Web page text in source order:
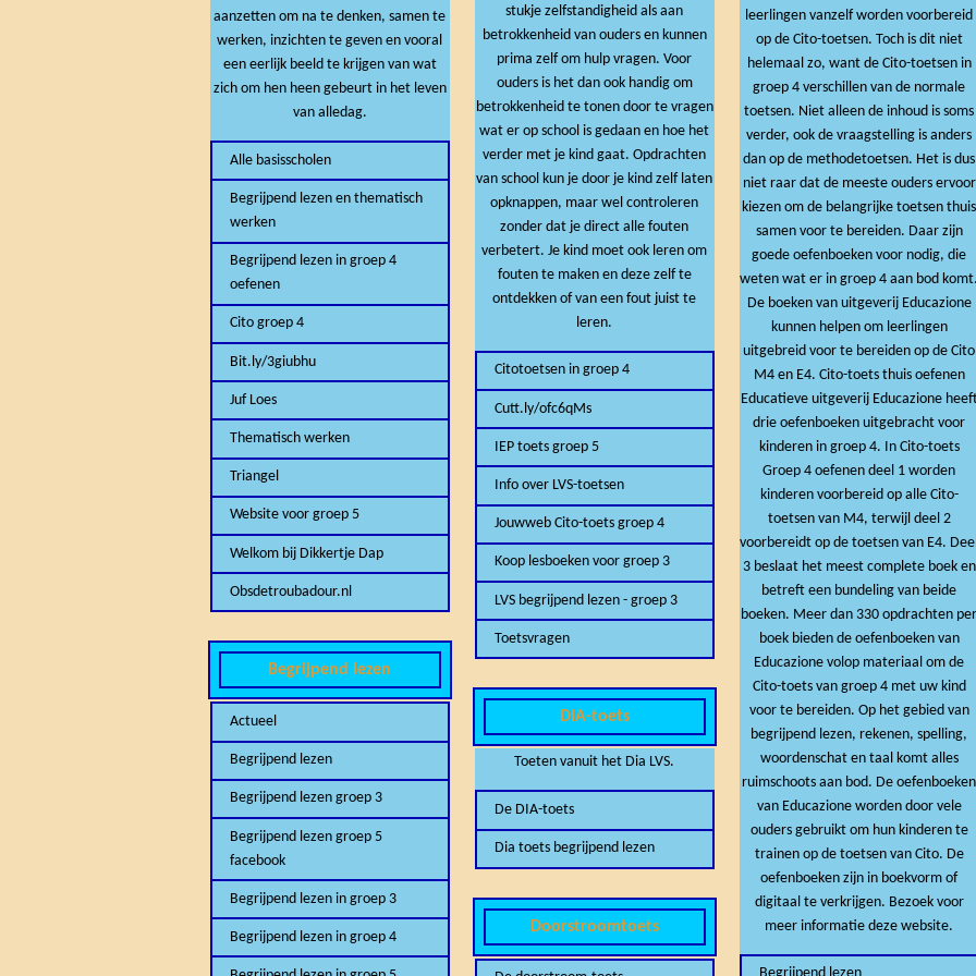
aanzetten om na te denken, samen te
werken, inzichten te geven en vooral
een eerlijk beeld te krijgen van wat
zich om hen heen gebeurt in het leven
van alledag.
Alle basisscholen
Begrijpend lezen en thematisch
werken
Begrijpend lezen in groep 4
oefenen
Cito groep 4
Bit.ly/3giubhu
Juf Loes
Thematisch werken
Triangel
Website voor groep 5
Welkom bij Dikkertje Dap
Obsdetroubadour.nl
Begrijpend lezen
Actueel
Begrijpend lezen
Begrijpend lezen groep 3
Begrijpend lezen groep 5
facebook
Begrijpend lezen in groep 3
Begrijpend lezen in groep 4
stukje zelfstandigheid als aan
betrokkenheid van ouders en kunnen
prima zelf om hulp vragen. Voor
ouders is het dan ook handig om
betrokkenheid te tonen door te vragen
wat er op school is gedaan en hoe het
verder met je kind gaat. Opdrachten
van school kun je door je kind zelf laten
opknappen, maar wel controleren
zonder dat je direct alle fouten
verbetert. Je kind moet ook leren om
fouten te maken en deze zelf te
ontdekken of van een fout juist te
leren.
Citotoetsen in groep 4
Cutt.ly/ofc6qMs
IEP toets groep 5
Info over LVS-toetsen
Jouwweb Cito-toets groep 4
Koop lesboeken voor groep 3
LVS begrijpend lezen - groep 3
Toetsvragen
DIA-toets
Toeten vanuit het Dia LVS.
De DIA-toets
Dia toets begrijpend lezen
Doorstroomtoets
leerlingen vanzelf worden voorbereid
op de Cito-toetsen. Toch is dit niet
helemaal zo, want de Cito-toetsen in
groep 4 verschillen van de normale
toetsen. Niet alleen de inhoud is soms
verder, ook de vraagstelling is anders
dan op de methodetoetsen. Het is dus
niet raar dat de meeste ouders ervoor
kiezen om de belangrijke toetsen thuis
samen voor te bereiden. Daar zijn
goede oefenboeken voor nodig, die
weten wat er in groep 4 aan bod komt.
De boeken van uitgeverij Educazione
kunnen helpen om leerlingen
uitgebreid voor te bereiden op de Cito
M4 en E4. Cito-toets thuis oefenen
Educatieve uitgeverij Educazione
drie oefenboeken uitgebracht voor
kinderen in groep 4. In Cito-toets
Groep 4 oefenen deel 1 worden
kinderen voorbereid op alle Cito-
toetsen van M4, terwijl deel 2
voorbereidt op de toetsen van E4. Deel
3 beslaat het meest complete boek en
betreft een bundeling van beide
boeken. Meer dan 330 opdrachten per
boek bieden de oefenboeken van
Educazione volop materiaal om de
Cito-toets van groep 4 met uw kind
voor te bereiden. Op het gebied van
begrijpend lezen, rekenen, spelling,
woordenschat en taal komt alles
ruimschoots aan bod. De oefenboeken
van Educazione worden door vele
ouders gebruikt om hun kinderen te
trainen op de toetsen van Cito. De
oefenboeken zijn in boekvorm of
digitaal te verkrijgen. Bezoek voor
meer informatie deze website.